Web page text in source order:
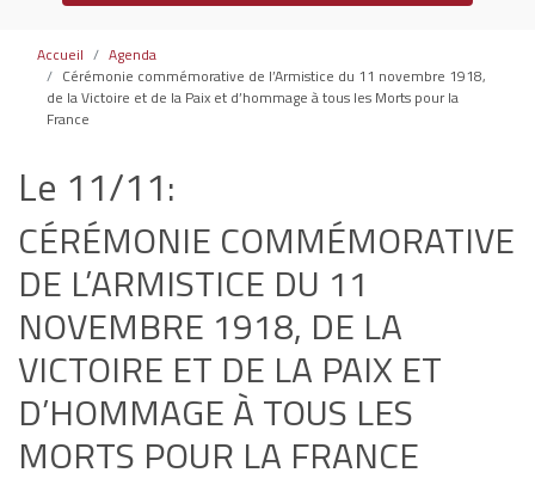
Accueil
Agenda
Cérémonie commémorative de l’Armistice du 11 novembre 1918,
de la Victoire et de la Paix et d’hommage à tous les Morts pour la
France
Le 11/11:
CÉRÉMONIE COMMÉMORATIVE
DE L’ARMISTICE DU 11
NOVEMBRE 1918, DE LA
VICTOIRE ET DE LA PAIX ET
D’HOMMAGE À TOUS LES
MORTS POUR LA FRANCE